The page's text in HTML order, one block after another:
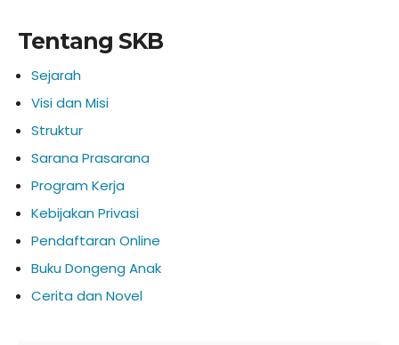
Tentang SKB
Sejarah
Visi dan Misi
Struktur
Sarana Prasarana
Program Kerja
Kebijakan Privasi
Pendaftaran Online
Buku Dongeng Anak
Cerita dan Novel